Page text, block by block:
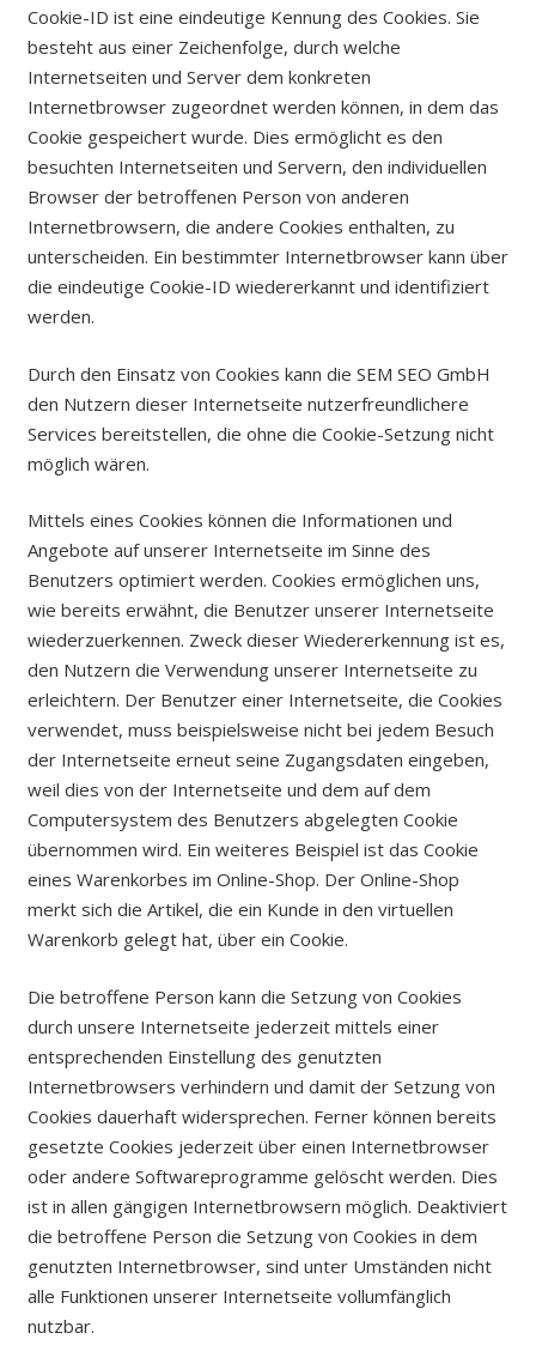
Cookie-ID ist eine eindeutige Kennung des Cookies. Sie
besteht aus einer Zeichenfolge, durch welche
Internetseiten und Server dem konkreten
Internetbrowser zugeordnet werden können, in dem das
Cookie gespeichert wurde. Dies ermöglicht es den
besuchten Internetseiten und Servern, den individuellen
Browser der betroffenen Person von anderen
Internetbrowsern, die andere Cookies enthalten, zu
unterscheiden. Ein bestimmter Internetbrowser kann über
die eindeutige Cookie-ID wiedererkannt und identifiziert
werden.
Durch den Einsatz von Cookies kann die SEM SEO GmbH
den Nutzern dieser Internetseite nutzerfreundlichere
Services bereitstellen, die ohne die Cookie-Setzung nicht
möglich wären.
Mittels eines Cookies können die Informationen und
Angebote auf unserer Internetseite im Sinne des
Benutzers optimiert werden. Cookies ermöglichen uns,
wie bereits erwähnt, die Benutzer unserer Internetseite
wiederzuerkennen. Zweck dieser Wiedererkennung ist es,
den Nutzern die Verwendung unserer Internetseite zu
erleichtern. Der Benutzer einer Internetseite, die Cookies
verwendet, muss beispielsweise nicht bei jedem Besuch
der Internetseite erneut seine Zugangsdaten eingeben,
weil dies von der Internetseite und dem auf dem
Computersystem des Benutzers abgelegten Cookie
übernommen wird. Ein weiteres Beispiel ist das Cookie
eines Warenkorbes im Online-Shop. Der Online-Shop
merkt sich die Artikel, die ein Kunde in den virtuellen
Warenkorb gelegt hat, über ein Cookie.
Die betroffene Person kann die Setzung von Cookies
durch unsere Internetseite jederzeit mittels einer
entsprechenden Einstellung des genutzten
Internetbrowsers verhindern und damit der Setzung von
Cookies dauerhaft widersprechen. Ferner können bereits
gesetzte Cookies jederzeit über einen Internetbrowser
oder andere Softwareprogramme gelöscht werden. Dies
ist in allen gängigen Internetbrowsern möglich. Deaktiviert
die betroffene Person die Setzung von Cookies in dem
genutzten Internetbrowser, sind unter Umständen nicht
alle Funktionen unserer Internetseite vollumfänglich
nutzbar.